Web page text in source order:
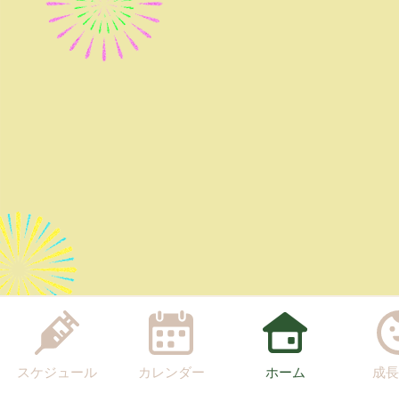
スケジュール カレンダー ホーム 成